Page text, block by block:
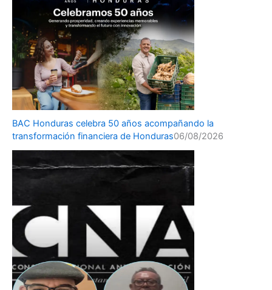
BAC Honduras celebra 50 años acompañando la
transformación financiera de Honduras06/08/2026